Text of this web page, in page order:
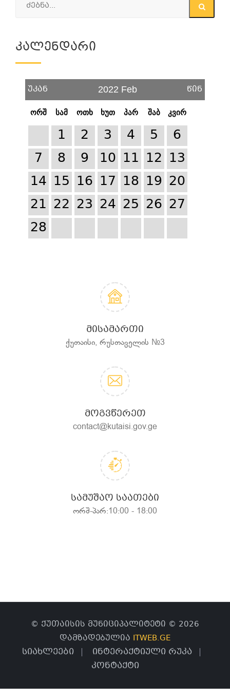
Კალენდარი
უკან 2022 Feb წინ
ორშ სამ ოთხ ხუთ პარ შაბ კვირ
1 2 3 4 5
6
7
8 9 10 11 12 13
14 15 16 17 18 19 20
21 22 23 24 25 26 27
28
ᲛᲘᲡᲐᲛᲐᲠᲗᲘ
ქუთაისი, რუსთაველის №3
ᲛᲝᲒᲕᲬᲔᲠᲔᲗ
contact@kutaisi.gov.ge
ᲡᲐᲛᲣᲨᲐᲝ ᲡᲐᲐᲗᲔᲑᲘ
ორშ-პარ:10:00 - 18:00
© ქუთაისის მუნიციპალიტეტი © 2026
დამზადებულია ITWEB.GE
სიახლეები
ინტერაქტიული რუკა
კონტაქტი